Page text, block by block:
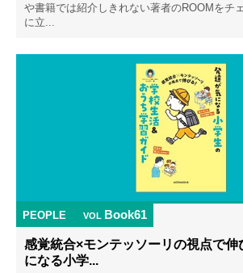
や書籍では紹介しきれない著者のROOMをチ
に立...
PEOPLE VOL Book61
感覚統合×モンテッソーリの視点で伸
になる小学...